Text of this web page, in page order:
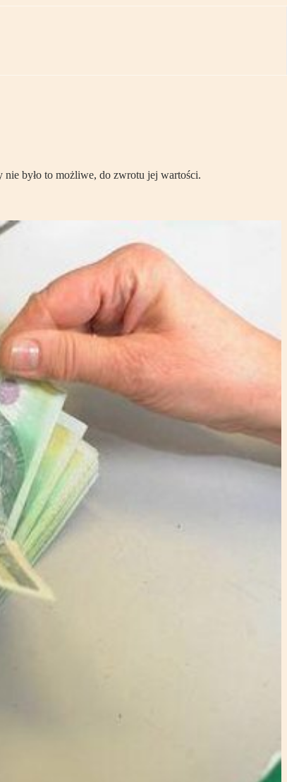
nie było to możliwe, do zwrotu jej wartości.